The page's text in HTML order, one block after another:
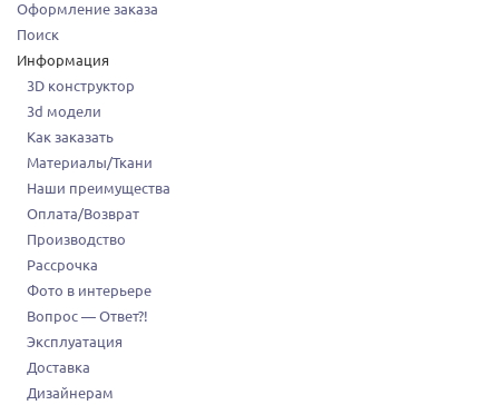
Оформление заказа
Поиск
Информация
3D конструктор
3d модели
Как заказать
Материалы/Ткани
Наши преимущества
Оплата/Возврат
Производство
Рассрочка
Фото в интерьере
Вопрос — Ответ?!
Эксплуатация
Доставка
Дизайнерам